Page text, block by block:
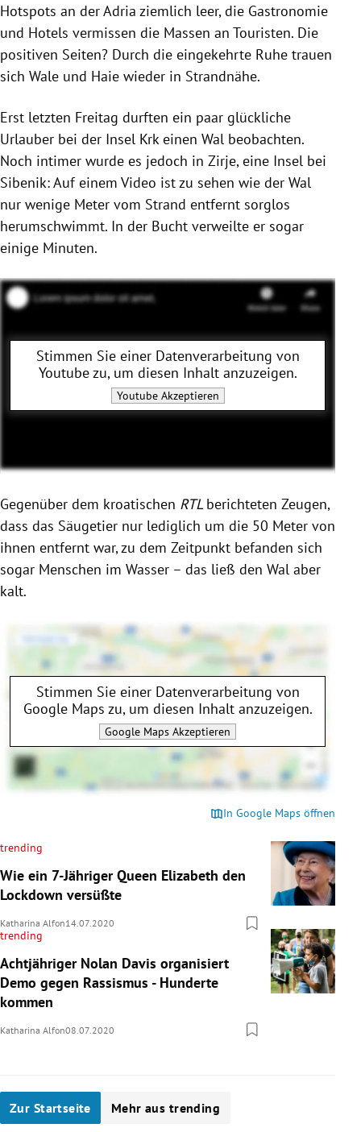
Untermenü
Hotspots an der Adria ziemlich leer, die Gastronomie
und Hotels vermissen die Massen an Touristen. Die
positiven Seiten? Durch die eingekehrte Ruhe trauen
sich Wale und Haie wieder in Strandnähe.
Erst letzten Freitag durften ein paar glückliche
Urlauber bei der Insel Krk einen Wal beobachten.
Noch intimer wurde es jedoch in Zirje, eine Insel bei
Sibenik: Auf einem Video ist zu sehen wie der Wal
nur wenige Meter vom Strand entfernt sorglos
herumschwimmt. In der Bucht verweilte er sogar
einige Minuten.
Stimmen Sie einer Datenverarbeitung von
Youtubezu, um diesen Inhalt anzuzeigen.
YoutubeAkzeptieren
Gegenüber dem kroatischen RTLberichteten Zeugen,
dass das Säugetier nur lediglich um die 50 Meter von
ihnen entfernt war, zu dem Zeitpunkt befanden sich
sogar Menschen im Wasser – das ließ den Wal aber
kalt.
In Google Maps öffnen
Stimmen Sie einer Datenverarbeitung von
Google Maps zu, um diesen Inhalt anzuzeigen.
Google Maps Akzeptieren
trending
Wie ein 7-Jähriger Queen Elizabeth den
Lockdown versüßte
Katharina Alfon14.07.2020
trending
Achtjähriger Nolan Davis organisiert
Demo gegen Rassismus - Hunderte
kommen
Katharina Alfon08.07.2020
Zur Startseite Mehr aus trending